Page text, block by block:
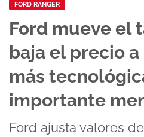
FORD RANGER
Ford mueve el
baja el precio a
más
importante
Ford ajusta valores